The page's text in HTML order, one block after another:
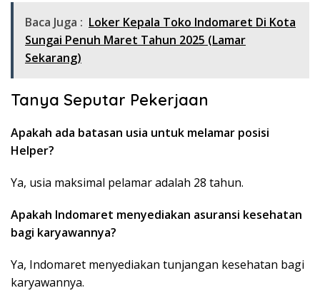
Baca Juga : Loker Kepala Toko Indomaret Di Kota
Sungai Penuh Maret Tahun 2025 (Lamar
Sekarang)
Tanya Seputar Pekerjaan
Apakah ada batasan usia untuk melamar posisi
Helper?
Ya, usia maksimal pelamar adalah 28 tahun.
Apakah Indomaret menyediakan asuransi kesehatan
bagi karyawannya?
Ya, Indomaret menyediakan tunjangan kesehatan bagi
karyawannya.